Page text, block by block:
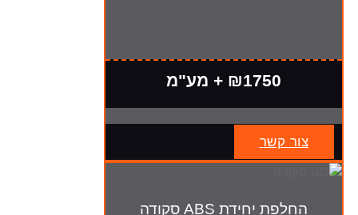
₪1750 + מע"מ
צור קשר
החלפת יחידת ABS סקודה